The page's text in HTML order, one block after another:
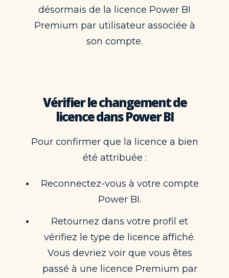
désormais de la licence Power BI
Premium par utilisateur associée à
son compte.
Vérifier le changement de
licence dans Power BI
Pour confirmer que la licence a bien
été attribuée :
Reconnectez-vous à votre compte
Power BI.
Retournez dans votre profil et
vérifiez le type de licence affiché.
Vous devriez voir que vous êtes
passé à une licence Premium par